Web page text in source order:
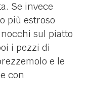
Se invece
più estroso
sul piatto
i pezzi di
e le
con